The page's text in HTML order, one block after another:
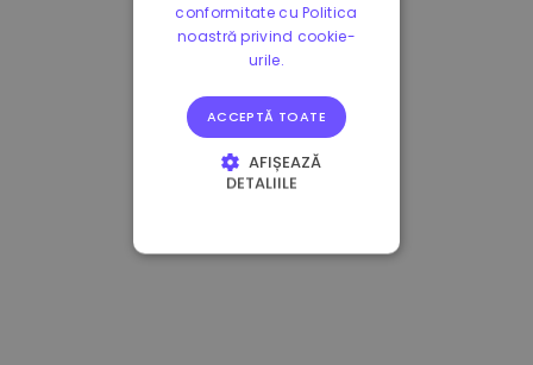
conformitate cu Politica
noastră privind cookie-
urile.
ACCEPTĂ TOATE
AFIȘEAZĂ
DETALIILE